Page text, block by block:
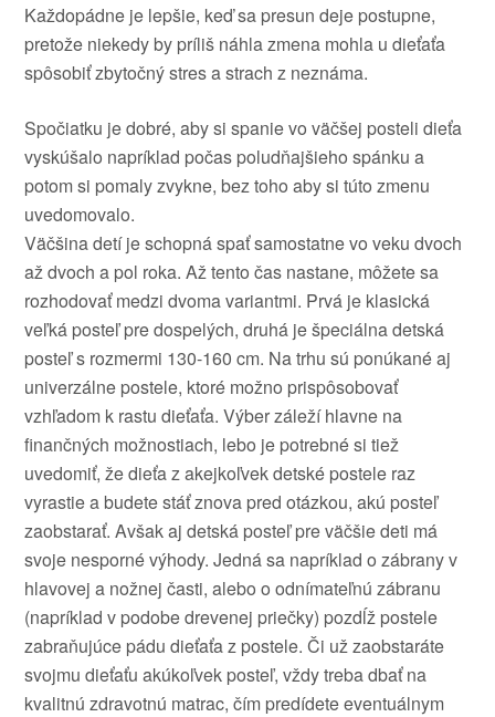
Každopádne je lepšie, keď sa presun deje postupne,
pretože niekedy by príliš náhla zmena mohla u dieťaťa
spôsobiť zbytočný stres a strach z neznáma.
Spočiatku je dobré, aby si spanie vo väčšej posteli dieťa
vyskúšalo napríklad počas poludňajšieho spánku a
potom si pomaly zvykne, bez toho aby si túto zmenu
uvedomovalo.
Väčšina detí je schopná spať samostatne vo veku dvoch
až dvoch a pol roka. Až tento čas nastane, môžete sa
rozhodovať medzi dvoma variantmi. Prvá je klasická
veľká posteľ pre dospelých, druhá je špeciálna detská
posteľ s rozmermi 130-160 cm. Na trhu sú ponúkané aj
univerzálne postele, ktoré možno prispôsobovať
vzhľadom k rastu dieťaťa. Výber záleží hlavne na
finančných možnostiach, lebo je potrebné si tiež
uvedomiť, že dieťa z akejkoľvek detské postele raz
vyrastie a budete stáť znova pred otázkou, akú posteľ
zaobstarať. Avšak aj detská posteľ pre väčšie deti má
svoje nesporné výhody. Jedná sa napríklad o zábrany v
hlavovej a nožnej časti, alebo o odnímateľnú zábranu
(napríklad v podobe drevenej priečky) pozdĺž postele
zabraňujúce pádu dieťaťa z postele. Či už zaobstaráte
svojmu dieťaťu akúkoľvek posteľ, vždy treba dbať na
kvalitnú zdravotnú matrac, čím predídete eventuálnym